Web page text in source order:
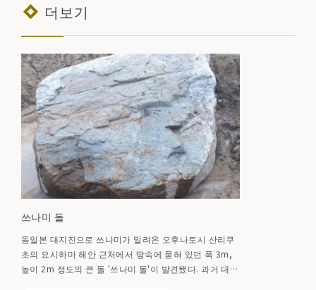
더보기
쓰나미 돌
동일본 대지진으로 쓰나미가 밀려온 오후나토시 산리쿠
초의 요시하마 해안 근처에서 땅속에 묻혀 있던 폭 3m,
높이 2m 정도의 큰 돌 '쓰나미 돌'이 발견됐다. 과거 대지